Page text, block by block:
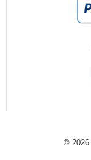
© 2026